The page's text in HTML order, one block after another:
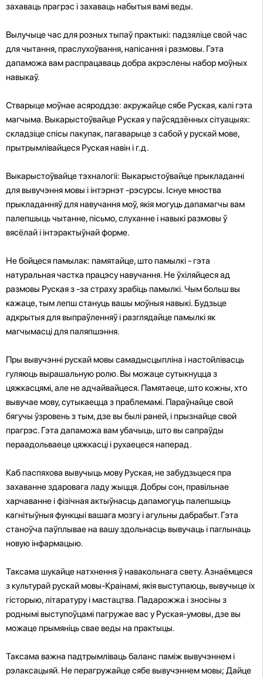
захаваць прагрэс і захаваць набытыя вамі веды.
Вылучыце час для розных тыпаў практыкі: падзяліце свой час
для чытання, праслухоўвання, напісання і размовы. Гэта
дапаможа вам распрацаваць добра акрэслены набор моўных
навыкаў.
Стварыце моўнае асяроддзе: акружайце сябе Руская, калі гэта
магчыма. Выкарыстоўвайце Руская у паўсядзённых сітуацыях:
складзіце спісы пакупак, пагаварыце з сабой у рускай мове,
прытрымлівайцеся Руская навін і г.д.
Выкарыстоўвайце тэхналогіі: Выкарыстоўвайце прыкладанні
для вывучэння мовы і інтэрнэт -рэсурсы. Існуе мноства
прыкладанняў для навучання моў, якія могуць дапамагчы вам
палепшыць чытанне, пісьмо, слуханне і навыкі размовы ў
вясёлай і інтэрактыўнай форме.
Не бойцеся памылак: памятайце, што памылкі - гэта
натуральная частка працэсу навучання. Не ўхіляйцеся ад
размовы Руская з -за страху зрабіць памылкі. Чым больш вы
кажаце, тым лепш стануць вашы моўныя навыкі. Будзьце
адкрытыя для выпраўленняў і разглядайце памылкі як
магчымасці для паляпшэння.
Пры вывучэнні рускай мовы самадысцыпліна і настойлівасць
гуляюць вырашальную ролю. Вы можаце сутыкнуцца з
цяжкасцямі, але не адчайвайцеся. Памятаеце, што кожны, хто
вывучае мову, сутыкаецца з праблемамі. Параўнайце свой
бягучы ўзровень з тым, дзе вы былі раней, і прызнайце свой
прагрэс. Гэта дапаможа вам убачыць, што вы сапраўды
пераадольваеце цяжкасці і рухаецеся наперад.
Каб паспяхова вывучыць мову Руская, не забудзьцеся пра
захаванне здаровага ладу жыцця. Добры сон, правільнае
харчаванне і фізічная актыўнасць дапамогуць палепшыць
кагнітыўныя функцыі вашага мозгу і агульны дабрабыт. Гэта
станоўча паўплывае на вашу здольнасць вывучаць і паглынаць
новую інфармацыю.
Таксама шукайце натхнення ў навакольнага свету. Азнаёмцеся
з культурай рускай мовы-Краінамі, якія выступаюць, вывучыце іх
гісторыю, літаратуру і мастацтва. Падарожжа і зносіны з
роднымі выступоўцамі пагружае вас у Руская-умовы, дзе вы
можаце прымяніць свае веды на практыцы.
Таксама важна падтрымліваць баланс паміж вывучэннем і
рэлаксацыяй. Не перагружайце сябе вывучэннем мовы; Дайце